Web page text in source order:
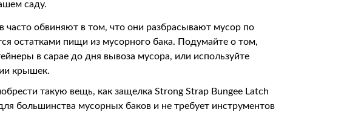
саду.
обвиняют в том, что они разбрасывают мусор по
остатками пищи из мусорного бака. Подумайте о том,
в сарае до дня вывоза мусора, или используйте
крышек.
такую вещь, как защелка Strong Strap Bungee Latch
большинства мусорных баков и не требует инструментов